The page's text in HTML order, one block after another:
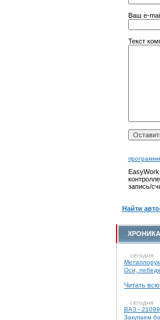
Ваш e-
Текст
запись/
Найти
сегодня
Оси,
Читать всю
сегодня
ВАЗ - 21099
Закупаем